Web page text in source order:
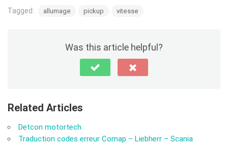
Tagged: allumage pickup vitesse
Was this article helpful?
Related Articles
Detcon motortech
Traduction codes erreur Comap – Liebherr – Scania